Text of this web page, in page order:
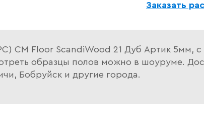
Заказать
CM Floor ScandiWood 21 Дуб Артик 5мм,
образцы полов можно в шоуруме.
Бобруйск и другие города.